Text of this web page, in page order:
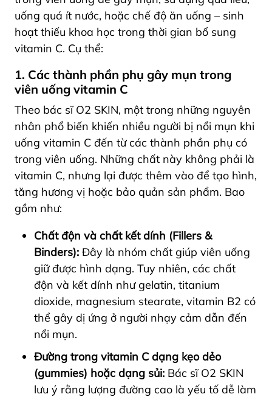
uống quá ít nước, hoặc chế độ ăn uống – sinh
hoạt thiếu khoa học trong thời gian bổ sung
vitamin C. Cụ thể:
1. Các thành phần phụ gây mụn trong
viên uống vitamin C
Theo bác sĩ O2 SKIN, một trong những nguyên
nhân phổ biến khiến nhiều người bị nổi mụn khi
uống vitamin C đến từ các thành phần phụ có
trong viên uống. Những chất này không phải là
vitamin C, nhưng lại được thêm vào để tạo hình,
tăng hương vị hoặc bảo quản sản phẩm. Bao
gồm như:
Chất độn và chất kết dính (Fillers &
Binders): Đây là nhóm chất giúp viên uống
giữ được hình dạng. Tuy nhiên, các chất
độn và kết dính như gelatin, titanium
dioxide, magnesium stearate, vitamin B2 có
thể gây dị ứng ở người nhạy cảm dẫn đến
nổi mụn.
Đường trong vitamin C dạng kẹo dẻo
(gummies) hoặc dạng sủi: Bác sĩ O2 SKIN
lưu ý rằng lượng đường cao là yếu tố dễ làm